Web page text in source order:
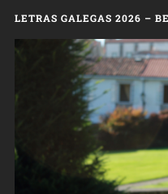
LETRAS GALEGAS 2026 –